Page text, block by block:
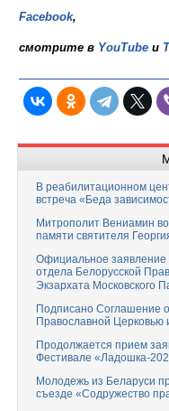
Facebook,
смотрите в YouTube и
В реабилитационном
встреча «Беда
Митрополит Вениамин
памяти святителя
Официальное
отдела Белорусской
Экзархата Московского
Подписано Соглашение
Православной Церковью
Продолжается прием
Фестивале «Ладошка-
Молодежь из Беларуси
съезде «Содружество